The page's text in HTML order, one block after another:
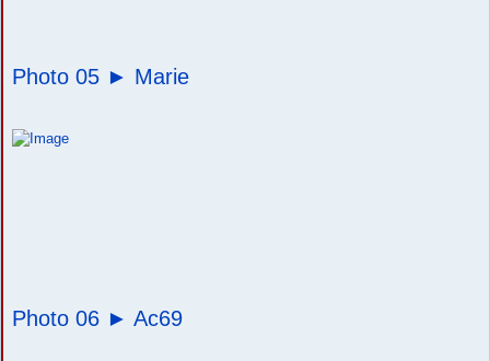
Photo 05 ► Marie
Photo 06 ► Ac69